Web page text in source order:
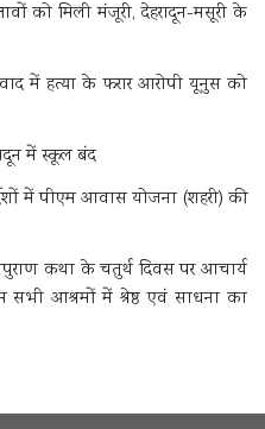
को मिली मंजूरी, देहरादून-मसूरी के
में हत्या के फरार आरोपी यूनुस को
में स्कूल बंद
में पीएम आवास योजना (शहरी) की
कथा के चतुर्थ दिवस पर आचार्य
आश्रमों में श्रेष्ठ एवं साधना का